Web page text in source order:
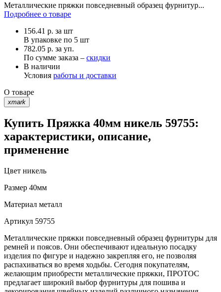
Металлические пряжки повседневный образец фурнитур...
Подробнее о товаре
156.41 р. за шт
В упаковке по 5 шт
782.05 р. за уп.
По сумме заказа – скидки
В наличии
Условия работы и доставки
О товаре
xmark
Купить Пряжка 40мм никель 59755:
характеристики, описание,
применение
Цвет никель
Размер 40мм
Материал металл
Артикул 59755
Металлические пряжки повседневный образец фурнитуры для
ремней и поясов. Они обеспечивают идеальную посадку
изделия по фигуре и надежно закрепляя его, не позволяя
распахиваться во время ходьбы. Сегодня покупателям,
желающим приобрести металлические пряжки, ПРОТОС
предлагает широкий выбор фурнитуры для пошива и